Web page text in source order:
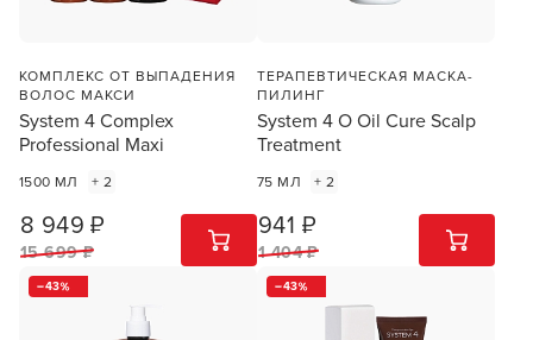
КОМПЛЕКС ОТ ВЫПАДЕНИЯ
ВОЛОС МАКСИ
System 4 Complex
Professional Maxi
1500 МЛ + 2
8 949 ₽
15 699 ₽
1 ШТ
ТЕРАПЕВТИЧЕСКАЯ МАСКА-
ПИЛИНГ
System 4 O Oil Cure Scalp
Treatment
75 МЛ + 2
941 ₽
1 404 ₽
1 ШТ
43 43